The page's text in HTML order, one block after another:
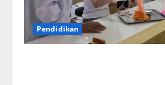
Pendidikan